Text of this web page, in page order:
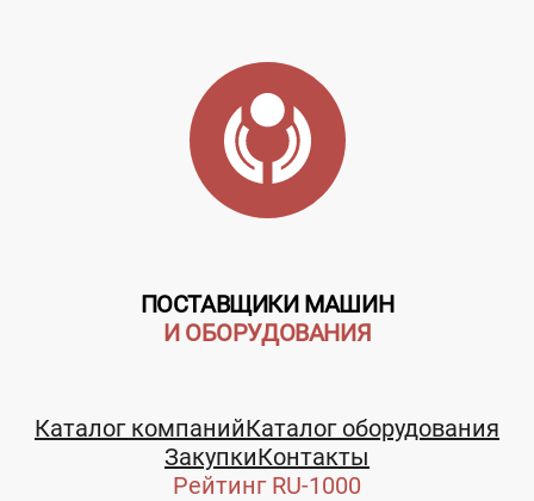
ПОСТАВЩИКИ МАШИН
И ОБОРУДОВАНИЯ
Каталог компанийКаталог оборудования
ЗакупкиКонтакты
Рейтинг RU-1000